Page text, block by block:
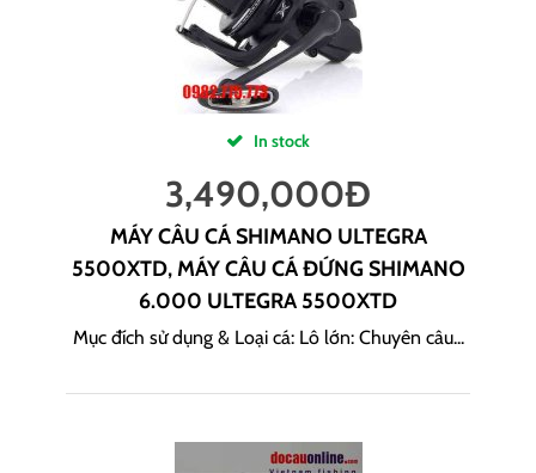
In stock
3,490,000Đ
MÁY CÂU CÁ SHIMANO ULTEGRA
5500XTD, MÁY CÂU CÁ ĐỨNG SHIMANO
6.000 ULTEGRA 5500XTD
Mục đích sử dụng & Loại cá: Lô lớn: Chuyên câu...